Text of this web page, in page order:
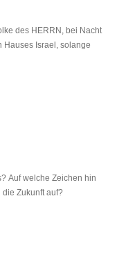
des HERRN, bei Nacht
Hauses Israel, solange
Auf welche Zeichen hin
die Zukunft auf?